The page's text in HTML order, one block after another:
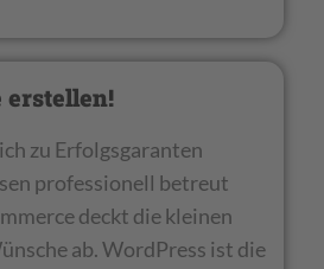
erstellen!
zu Erfolgsgaranten
professionell betreut
deckt die kleinen
ab. WordPress ist die